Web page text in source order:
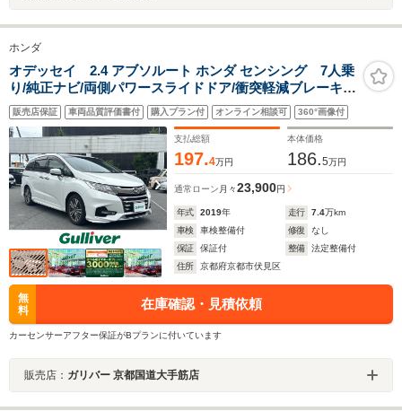
ホンダ
オデッセイ 2.4 アブソルート ホンダ センシング 7人乗
り/純正ナビ/両側パワースライドドア/衝突軽減ブレーキ/
バックカメラ/アイドリングストップ/レザーステアリング/
パドルシフト/クルーズコントロール/レーンキープ/ビルト
インETC2.0/ハーフレザーシート/
販売店保証 車両品質評価書付 購入プラン付 オンライン相談可 360°画像付
支払総額
197.4万円
本体価格
186.5万円
通常ローン 月々23,900円
年式 2019年 走行 7.4万km
車検
車検整備付 修復
なし
保証
保証付 整備
法定整備付
住所
京都府京都市伏見区
無
料
在庫確認・見積依頼
カーセンサーアフター保証がBプランに付いています
販売店： ガリバー 京都国道大手筋店